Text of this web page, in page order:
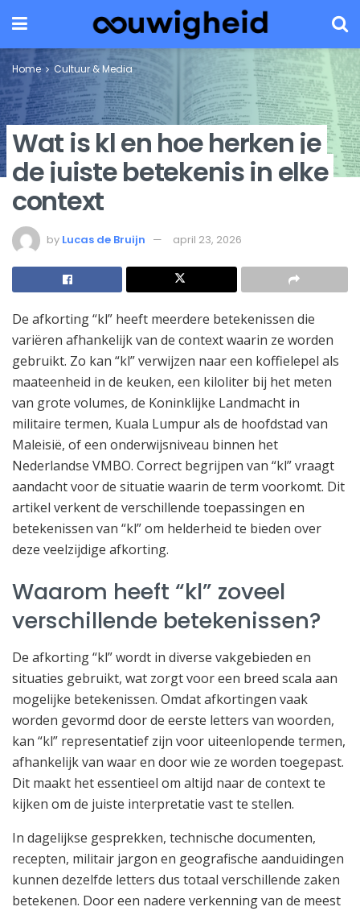
Home Cultuur & Media
Wat is kl en hoe herken je
de juiste betekenis in elke
context
by Lucas de Bruijn april 23, 2026
De afkorting “kl” heeft meerdere betekenissen die
variëren afhankelijk van de context waarin ze worden
gebruikt. Zo kan “kl” verwijzen naar een koffielepel als
maateenheid in de keuken, een kiloliter bij het meten
van grote volumes, de Koninklijke Landmacht in
militaire termen, Kuala Lumpur als de hoofdstad van
Maleisië, of een onderwijsniveau binnen het
Nederlandse VMBO. Correct begrijpen van “kl” vraagt
aandacht voor de situatie waarin de term voorkomt. Dit
artikel verkent de verschillende toepassingen en
betekenissen van “kl” om helderheid te bieden over
deze veelzijdige afkorting.
Waarom heeft “kl” zoveel
verschillende betekenissen?
De afkorting “kl” wordt in diverse vakgebieden en
situaties gebruikt, wat zorgt voor een breed scala aan
mogelijke betekenissen. Omdat afkortingen vaak
worden gevormd door de eerste letters van woorden,
kan “kl” representatief zijn voor uiteenlopende termen,
afhankelijk van waar en door wie ze worden toegepast.
Dit maakt het essentieel om altijd naar de context te
kijken om de juiste interpretatie vast te stellen.
In dagelijkse gesprekken, technische documenten,
recepten, militair jargon en geografische aanduidingen
kunnen dezelfde letters dus totaal verschillende zaken
betekenen. Door een nadere verkenning van de meest